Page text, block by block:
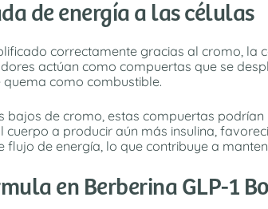
de energía a las células
correctamente gracias al cromo,
actúan como compuertas que se
como combustible.
bajos de cromo, estas compuertas
cuerpo a producir aún más insulina,
flujo de energía, lo que contribuye a
en Berberina GLP-1